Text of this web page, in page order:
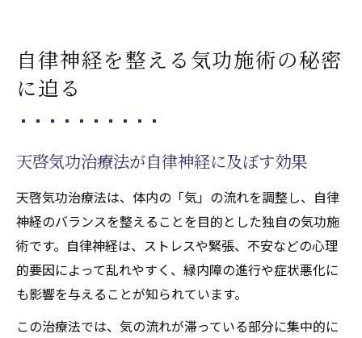
自律神経を整える気功施術の秘密
に迫る
天啓気功治療法が自律神経に及ぼす効果
天啓気功治療法は、体内の「気」の流れを調整し、自律
神経のバランスを整えることを目的とした独自の気功施
術です。自律神経は、ストレスや緊張、不安などの心理
的要因によって乱れやすく、緑内障の進行や症状悪化に
も影響を与えることが知られています。
この治療法では、気の流れが滞っている部分に集中的に